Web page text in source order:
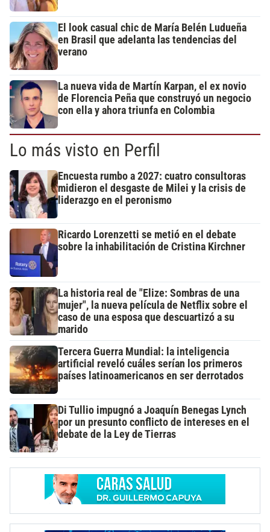
El look casual chic de María Belén Ludueña
en Brasil que adelanta las tendencias del
verano
La nueva vida de Martín Karpan, el ex novio
de Florencia Peña que construyó un negocio
con ella y ahora triunfa en Colombia
Lo más visto en Perfil
Encuesta rumbo a 2027: cuatro consultoras
midieron el desgaste de Milei y la crisis de
liderazgo en el peronismo
Ricardo Lorenzetti se metió en el debate
sobre la inhabilitación de Cristina Kirchner
La historia real de "Elize: Sombras de una
mujer", la nueva película de Netflix sobre el
caso de una esposa que descuartizó a su
marido
Tercera Guerra Mundial: la inteligencia
artificial reveló cuáles serían los primeros
países latinoamericanos en ser derrotados
Di Tullio impugnó a Joaquín Benegas Lynch
por un presunto conflicto de intereses en el
debate de la Ley de Tierras